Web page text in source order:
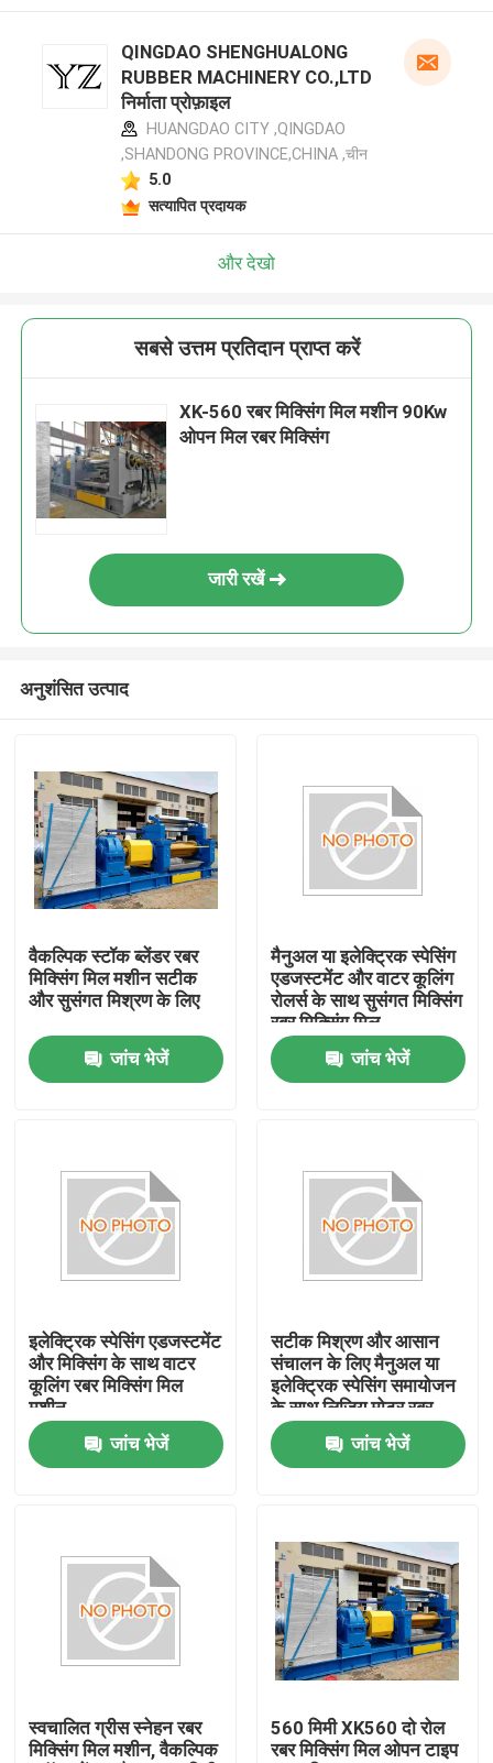
हमारे बारे में
कारखाना भ्रमण
गुणवत्ता नियंत्रण
समाचार
रबर प्रक्रिया मशीन
QINGDAO SHENGHUALONG
RUBBER MACHINERY CO.,LTD
निर्माता प्रोफ़ाइल
HUANGDAO CITY ,QINGDAO
,SHANDONG PROVINCE,CHINA ,चीन
5.0
सत्यापित प्रदायक
और देखो
सबसे उत्तम प्रतिदान प्राप्त करें
XK-560 रबर मिक्सिंग मिल मशीन 90Kw
ओपन मिल रबर मिक्सिंग
जारी रखें
अनुशंसित उत्पाद
वैकल्पिक स्टॉक ब्लेंडर रबर
मिक्सिंग मिल मशीन सटीक
और सुसंगत मिश्रण के लिए
जांच भेजें
मैनुअल या इलेक्ट्रिक स्पेसिंग
एडजस्टमेंट और वाटर कूलिंग
रोलर्स के साथ सुसंगत मिक्सिंग
रबर मिक्सिंग मिल
जांच भेजें
इलेक्ट्रिक स्पेसिंग एडजस्टमेंट
और मिक्सिंग के साथ वाटर
कूलिंग रबर मिक्सिंग मिल
मशीन
जांच भेजें
सटीक मिश्रण और आसान
संचालन के लिए मैनुअल या
इलेक्ट्रिक स्पेसिंग समायोजन
के साथ लिजियू मोटर रबर
मिक्सर
जांच भेजें
स्वचालित ग्रीस स्नेहन रबर
मिक्सिंग मिल मशीन, वैकल्पिक
560 मिमी XK560 दो रोल
रबर मिक्सिंग मिल ओपन टाइप